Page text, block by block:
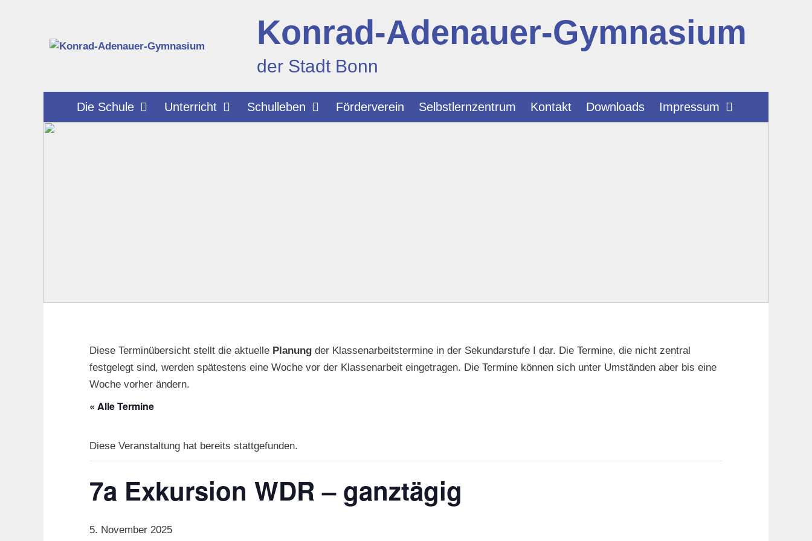
Konrad-Adenauer-Gymnasium
der Stadt Bonn
Die Schule Unterricht Schulleben Förderverein Selbstlernzentrum Kontakt Downloads Impressum
Diese Terminübersicht stellt die aktuelle Planung der Klassenarbeitstermine in der Sekundarstufe I dar. Die Termine, die nicht zentral
festgelegt sind, werden spätestens eine Woche vor der Klassenarbeit eingetragen. Die Termine können sich unter Umständen aber bis eine
Woche vorher ändern.
« Alle Termine
Diese Veranstaltung hat bereits stattgefunden.
7a Exkursion WDR – ganztägig
5. November 2025